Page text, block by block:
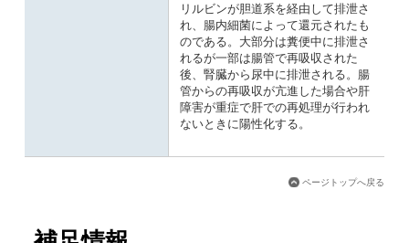
リルビンが胆道系を経由して排泄さ
れ、腸内細菌によって還元されたも
のである。大部分は糞便中に排泄さ
れるが一部は腸管で再吸収された
後、腎臓から尿中に排泄される。腸
管からの再吸収が亢進した場合や肝
障害が重症で肝での再処理が行われ
ないときに陽性化する。
ページトップへ戻る